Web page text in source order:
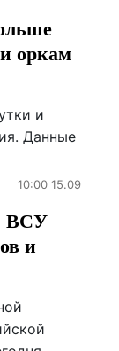
оркам
и
Данные
10:00 15.09
ВСУ
и